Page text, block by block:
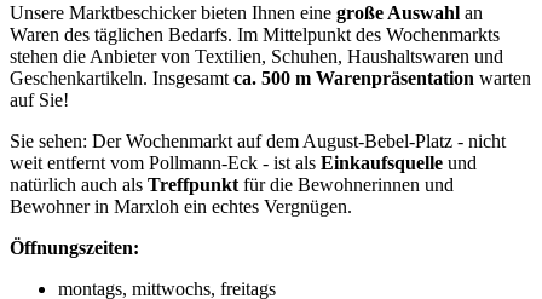
Unsere Marktbeschicker bieten Ihnen eine große Auswahl an
Waren des täglichen Bedarfs. Im Mittelpunkt des Wochenmarkts
stehen die Anbieter von Textilien, Schuhen, Haushaltswaren und
Geschenkartikeln. Insgesamt ca. 500 m Warenpräsentation warten
auf Sie!
Sie sehen: Der Wochenmarkt auf dem August-Bebel-Platz - nicht
weit entfernt vom Pollmann-Eck - ist als Einkaufsquelle und
natürlich auch als Treffpunkt für die Bewohnerinnen und
Bewohner in Marxloh ein echtes Vergnügen.
Öffnungszeiten:
montags, mittwochs, freitags